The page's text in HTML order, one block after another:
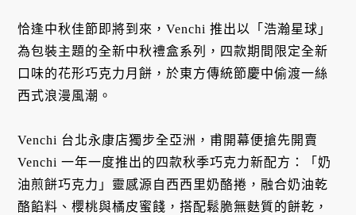
恰逢中秋佳節即將到來，Venchi 推出以「浩瀚星球」
為包裝主題的全新中秋禮盒系列，四款期間限定全新
口味的花形巧克力月餅，於東方傳統節慶中偷渡一絲
西式浪漫風潮。
Venchi 台北永康店獨步全亞洲，甫開幕便搶先開賣
Venchi 一年一度推出的四款秋季巧克力新配方：「奶
油煎餅巧克力」靈感源自西西里奶酪捲，融合奶油乾
酪餡料、櫻桃與橘皮蜜餞，搭配鬆脆無麩質的餅乾，